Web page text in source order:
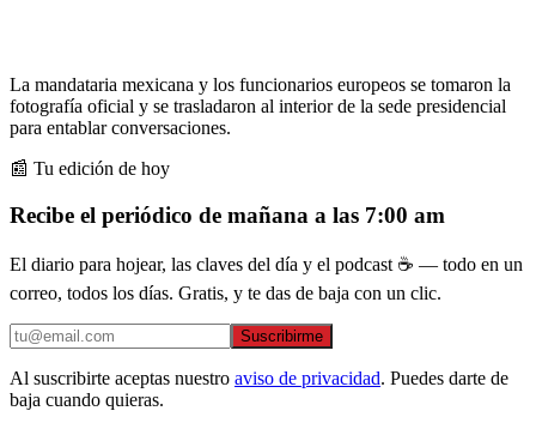
La mandataria mexicana y los funcionarios europeos se tomaron la
fotografía oficial y se trasladaron al interior de la sede presidencial
para entablar conversaciones.
📰 Tu edición de hoy
Recibe el periódico de mañana a las 7:00 am
El diario para hojear, las claves del día y el podcast ☕ — todo en un
correo, todos los días. Gratis, y te das de baja con un clic.
Suscribirme
Al suscribirte aceptas nuestro aviso de privacidad. Puedes darte de
baja cuando quieras.